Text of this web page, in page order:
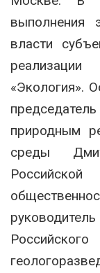
выполнения
власти
«Экология».
природным
среды